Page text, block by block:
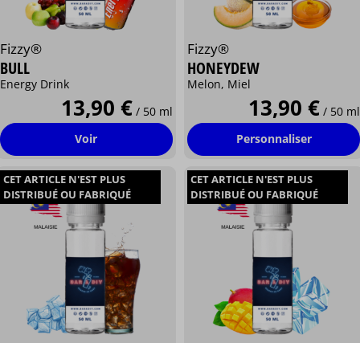
Fizzy®
BULL
Energy Drink
13,90 € / 50 ml
Voir
Fizzy®
HONEYDEW
Melon, Miel
13,90 € / 50 ml
Personnaliser
CET ARTICLE N'EST PLUS
DISTRIBUÉ OU FABRIQUÉ
CET ARTICLE N'EST PLUS
DISTRIBUÉ OU FABRIQUÉ